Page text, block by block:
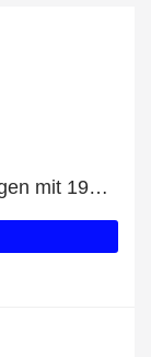
Neueste Angebote: tolle Einsparungen mit 19% Rabatt